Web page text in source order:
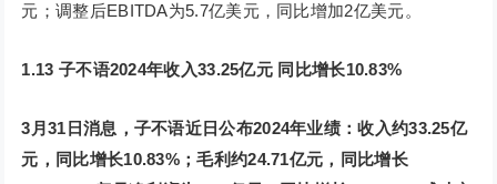
元；调整后EBITDA为5.7亿美元，同比增加2亿美元。
1.13 子不语2024年收入33.25亿元 同比增长10.83%
3月31日消息，子不语近日公布2024年业绩：收入约33.25亿
元，同比增长10.83%；毛利约24.71亿元，同比增长